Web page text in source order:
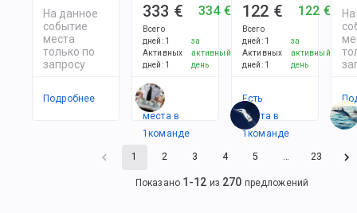
На данное
событие
места
только по
запросу
Подробнее
333 €
Всего
дней: 1
Активных
дней: 1
334 €
за
активный
день
Есть
места в
1командe
122 €
Всего
дней: 1
Активных
дней: 1
122 €
за
активный
день
Есть
места в
1командe
1 2 3 4 5 … 23
Показано 1 -12 из 270 предложений